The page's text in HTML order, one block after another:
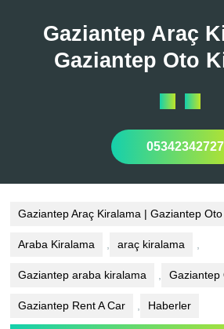
Gaziantep Araç
Gaziantep Oto
Open
05342342727
Gaziantep Araç Kiralama | Gaziantep
Araba Kiralama , araç kiralama ,
Gaziantep araba kiralama , Gaziantep
Gaziantep Rent A Car , Haberler